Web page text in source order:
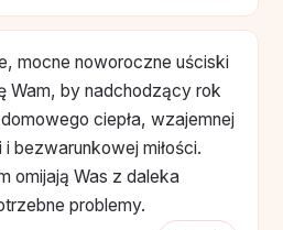
mocne noworoczne uściski
Wam, by nadchodzący rok
domowego ciepła, wzajemnej
bezwarunkowej miłości.
omijają Was z daleka
problemy.